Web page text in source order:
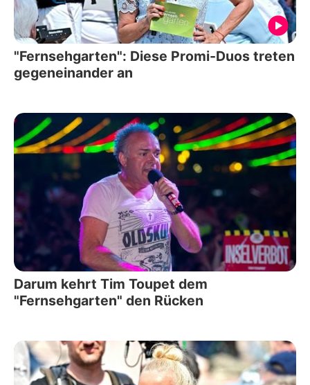
"Fernsehgarten": Diese Promi-Duos treten
gegeneinander an
Darum kehrt Tim Toupet dem
"Fernsehgarten" den Rücken